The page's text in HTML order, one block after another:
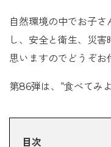
自然環境の中でお子
し、安全と衛生、災
思いますのでどうぞお
第86弾は、“食べてみ
目次